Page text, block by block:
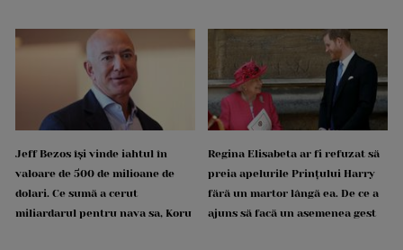
Jeff Bezos își vinde iahtul în
valoare de 500 de milioane de
dolari. Ce sumă a cerut
miliardarul pentru nava sa, Koru
Regina Elisabeta ar fi refuzat să
preia apelurile Prințului Harry
fără un martor lângă ea. De ce a
ajuns să facă un asemenea gest